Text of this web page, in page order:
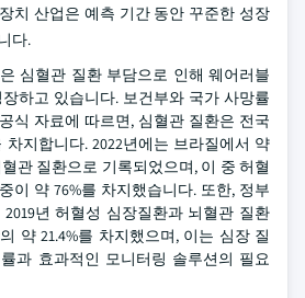
치 산업은 예측 기간 동안 꾸준한 성장
다.
심혈관 질환 부담으로 인해 웨어러블
하고 있습니다. 보건부와 국가 사망률
식 자료에 따르면, 심혈관 질환은 전국
차지합니다. 2022년에는 브라질에서 약
관 질환으로 기록되었으며, 이 중 허혈
이 약 76%를 차지했습니다. 또한, 정부
년 허혈성 심장질환과 뇌혈관 질환
약 21.4%를 차지했으며, 이는 심장 질
과 효과적인 모니터링 솔루션의 필요